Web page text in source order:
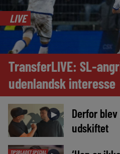
LIVE
TransferLIVE: SL-
udenlandsk interesse
►
Derfor
udskiftet
TIPSBLADET SPECIAL